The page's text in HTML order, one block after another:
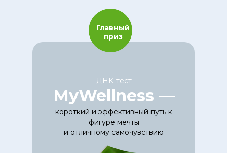
короткий и эффективный путь к
фигуре мечты
и отличному самочувствию
MyWellness —
ДНК-тест
Главный
приз